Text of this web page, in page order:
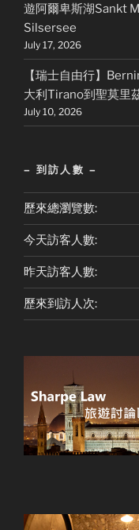
遊阿爾卑斯湖Sankt
Silsersee
July 17, 2026
【瑞士自由行】
大利Tirano到聖莫里
July 10, 2026
– 到訪人數 –
歷來總瀏覽數:
今天訪客人數:
昨天訪客人數:
歷來到訪人次: